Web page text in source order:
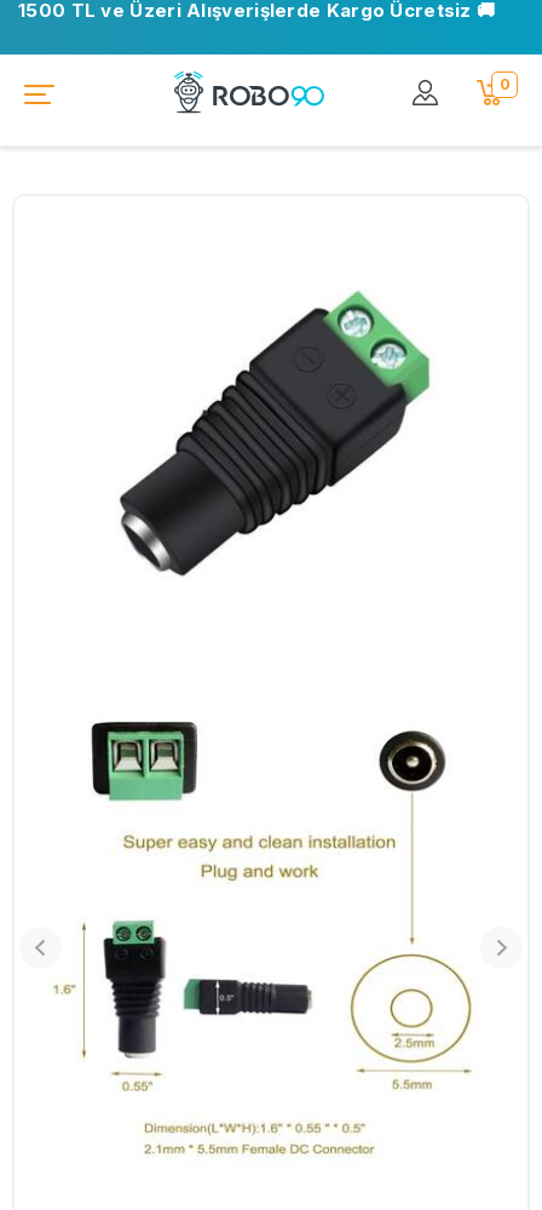
1500 TL ve Üzeri Alışverişlerde Kargo Ücretsiz 🚚
0